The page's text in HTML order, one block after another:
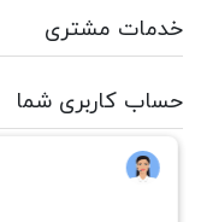
خدمات مشتری
حساب کاربری شما